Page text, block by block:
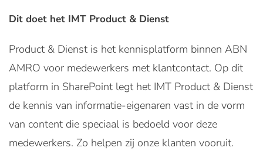
Dit doet het IMT Product & Dienst
Product & Dienst is het kennisplatform binnen ABN
AMRO voor medewerkers met klantcontact. Op dit
platform in SharePoint legt het IMT Product & Dienst
de kennis van informatie-eigenaren vast in de vorm
van content die speciaal is bedoeld voor deze
medewerkers. Zo helpen zij onze klanten vooruit.